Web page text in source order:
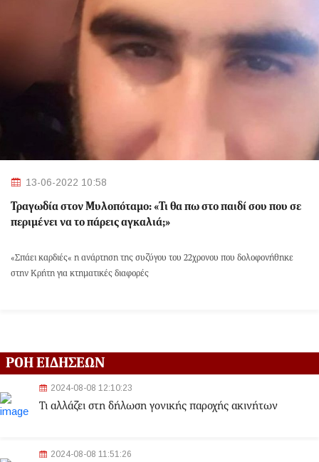
13-06-2022 10:58
Τραγωδία στον Μυλοπόταμο: «Τι θα πω στο παιδί σου που σε
περιμένει να το πάρεις αγκαλιά;»
«Σπάει καρδιές« η ανάρτηση της συζύγου του 22χρονου που δολοφονήθηκε
στην Κρήτη για κτηματικές διαφορές
ΡΟΗ ΕΙΔΗΣΕΩΝ
2024-08-08 12:10:23
Τι αλλάζει στη δήλωση γονικής παροχής ακινήτων
2024-08-08 11:51:26